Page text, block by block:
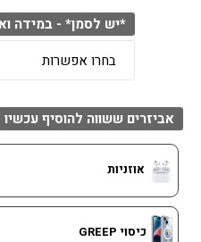
*יש לסמן* - במידה
אביזרים ששווה להוסיף עכשיו
אוזניות
כיסוי GREEP